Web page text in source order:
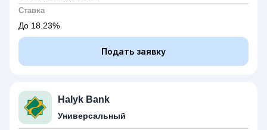
Ставка
До 18.23%
Подать заявку
Halyk Bank
Универсальный